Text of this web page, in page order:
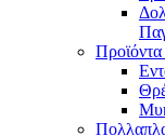
Προϊόντα